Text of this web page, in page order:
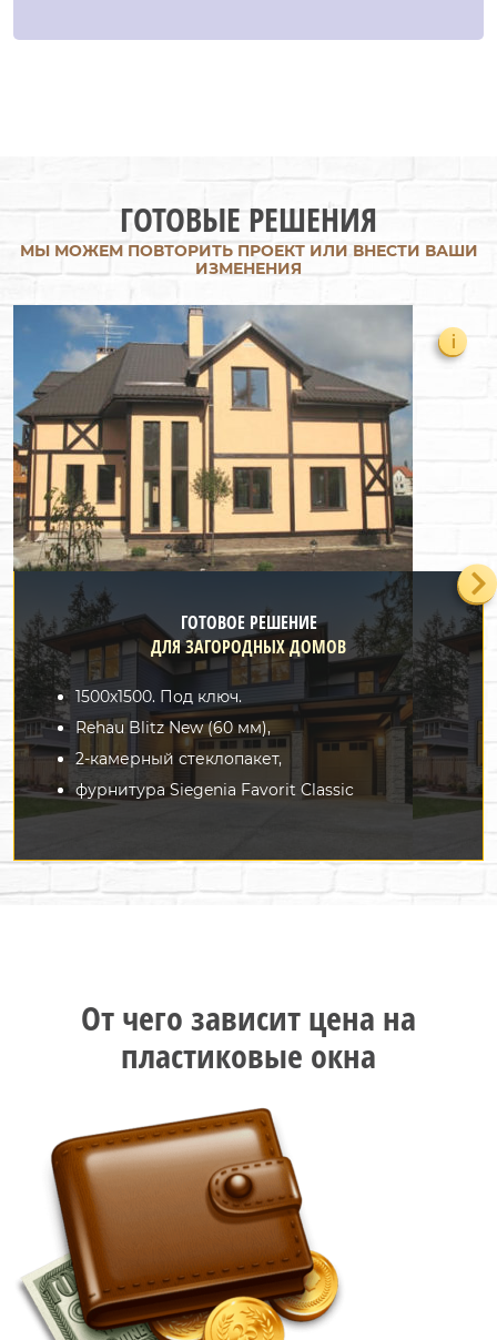
ГОТОВЫЕ РЕШЕНИЯ
МЫ МОЖЕМ ПОВТОРИТЬ ПРОЕКТ ИЛИ ВНЕСТИ ВАШИ
ИЗМЕНЕНИЯ
ГОТОВОЕ РЕШЕНИЕ
ДЛЯ ЗАГОРОДНЫХ ДОМОВ
1500х1500. Под ключ.
Rehau Blitz New (60 мм),
2-камерный стеклопакет,
фурнитура Siegenia Favorit Classic
i
От чего зависит цена на
пластиковые окна